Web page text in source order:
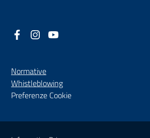
Facebook
(nuova scheda - new tab)
Instagram
(nuova scheda - new tab)
Normative
Whistleblowing(nuova scheda - new tab)
Preferenze Cookie
Sezione Link Utili